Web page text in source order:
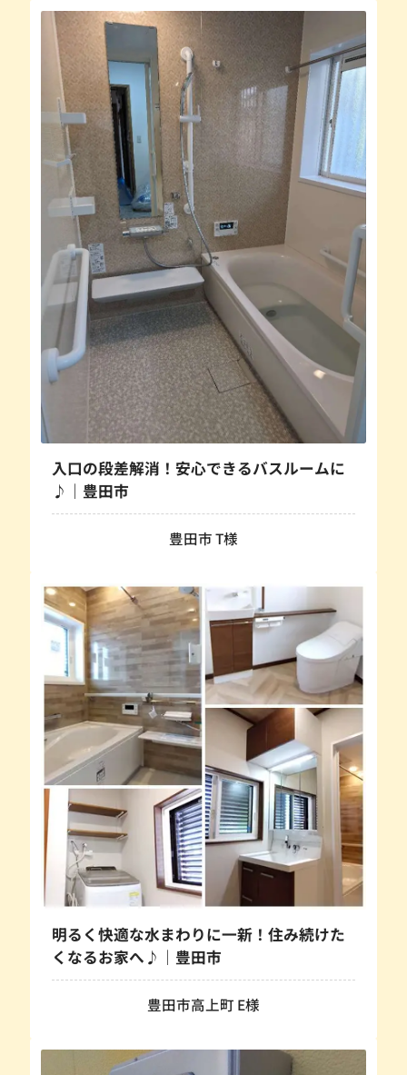
入口の段差解消！安心できるバスルームに
♪｜豊田市
豊田市 T様
明るく快適な水まわりに一新！住み続けた
くなるお家へ♪｜豊田市
豊田市高上町 E様